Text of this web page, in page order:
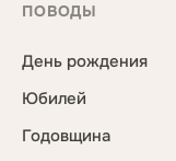
ПОВОДЫ
День рождения
Юбилей
Годовщина